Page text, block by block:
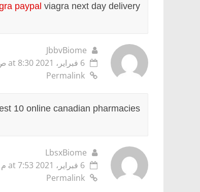
paypal viagra next day delivery
JbbvBiome
6 فبراير، 2021 at 8:30 ص
Permalink
10 online canadian pharmacies
LbsxBiome
6 فبراير، 2021 at 7:53 م
Permalink